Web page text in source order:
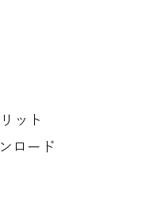
ット
ロード